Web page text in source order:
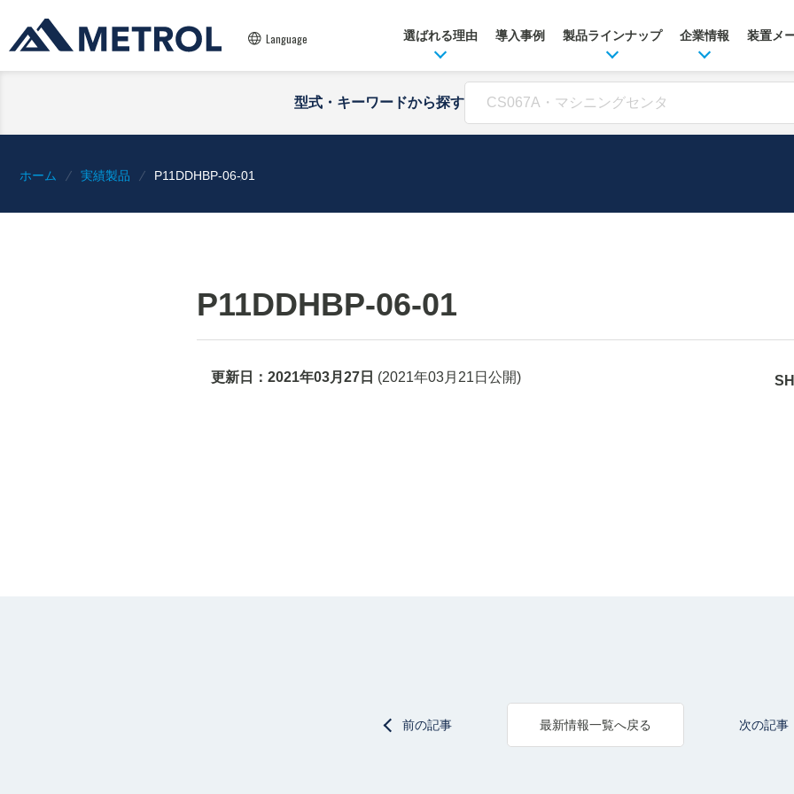
Language 選ばれる理由 導入事例 製品ラインナップ 企業情報 装置メ
型式・キーワードから探す
ホーム 実績製品 P11DDHBP-06-01
P11DDHBP-06-01
更新日： 2021年03月27日 (2021年03月21日 公開)
前の記事 最新情報一覧へ戻る 次の記事